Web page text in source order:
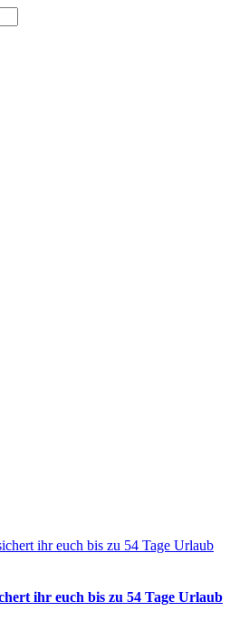
ihr euch bis zu 54 Tage Urlaub